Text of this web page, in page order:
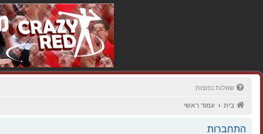
שאלות נפוצות
בית עמוד ראשי
התחברות